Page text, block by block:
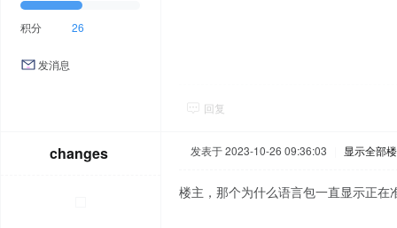
积分 26
发消息
回复
changes 发表于 2023-10-26 09:36:03 显示全部
楼主，那个为什么语言包一直显示正在